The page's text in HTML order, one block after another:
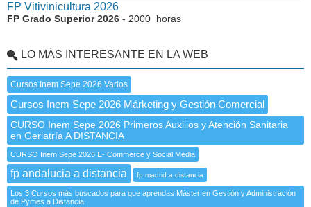
FP Vitivinicultura 2026
FP Grado Superior 2026 - 2000 horas
LO MÁS INTERESANTE EN LA WEB
Cursos Inem Sepe 2026 Varios
Cursos Inem Sepe 2026 Márketing y Gestión Comercial
CURSO Inem Sepe 2026 Primeros Auxilios y Atención Sanitaria
en Geriatría A DISTANCIA
CURSO Inem Sepe 2026 E- Commerce y Social Media
fp andalucia a distancia fp madrid a distancia
Los 3 Cursos más buscados para que aprendas Máster en Gestión y Administración
de Pymes a Distancia